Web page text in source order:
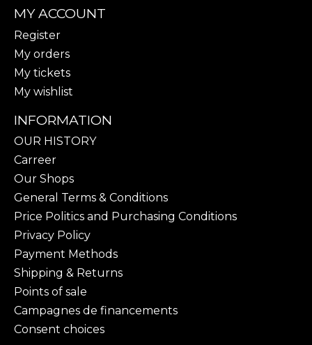
MY ACCOUNT
Register
My orders
My tickets
My wishlist
INFORMATION
OUR HISTORY
Carreer
Our Shops
General Terms & Conditions
Price Politics and Purchasing Conditions
Privacy Policy
Payment Methods
Shipping & Returns
Points of sale
Campagnes de financements
Consent choices